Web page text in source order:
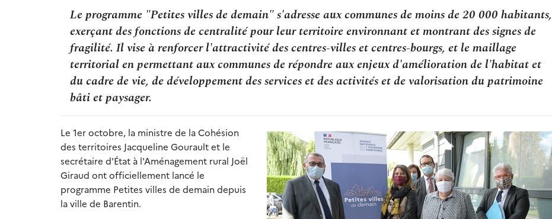
Le programme "Petites villes de demain" s'adresse aux communes de moins de 20 000 habitants,
exerçant des fonctions de centralité pour leur territoire environnant et montrant des signes de
fragilité. Il vise à renforcer l'attractivité des centres-villes et centres-bourgs, et le maillage
territorial en permettant aux communes de répondre aux enjeux d'amélioration de l'habitat et
du cadre de vie, de développement des services et des activités et de valorisation du patrimoine
bâti et paysager.
Le 1er octobre, la ministre de la Cohésion
des territoires Jacqueline Gourault et le
secrétaire d'État à l'Aménagement rural Joël
Giraud ont officiellement lancé le
programme Petites villes de demain depuis
la ville de Barentin.